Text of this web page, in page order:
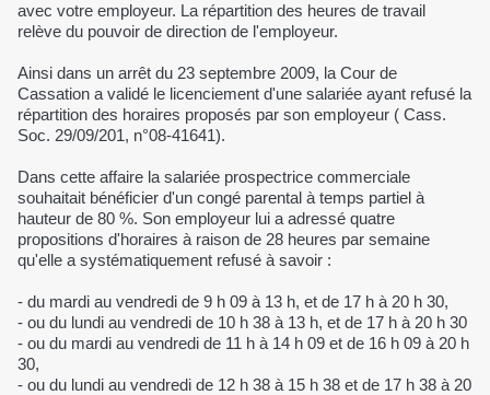
avec votre employeur. La répartition des heures de travail
relève du pouvoir de direction de l'employeur.
Ainsi dans un arrêt du 23 septembre 2009, la Cour de
Cassation a validé le licenciement d'une salariée ayant refusé la
répartition des horaires proposés par son employeur ( Cass.
Soc. 29/09/201, n°08-41641).
Dans cette affaire la salariée prospectrice commerciale
souhaitait bénéficier d'un congé parental à temps partiel à
hauteur de 80 %. Son employeur lui a adressé quatre
propositions d'horaires à raison de 28 heures par semaine
qu'elle a systématiquement refusé à savoir :
- du mardi au vendredi de 9 h 09 à 13 h, et de 17 h à 20 h 30,
- ou du lundi au vendredi de 10 h 38 à 13 h, et de 17 h à 20 h 30
- ou du mardi au vendredi de 11 h à 14 h 09 et de 16 h 09 à 20 h
30,
- ou du lundi au vendredi de 12 h 38 à 15 h 38 et de 17 h 38 à 20